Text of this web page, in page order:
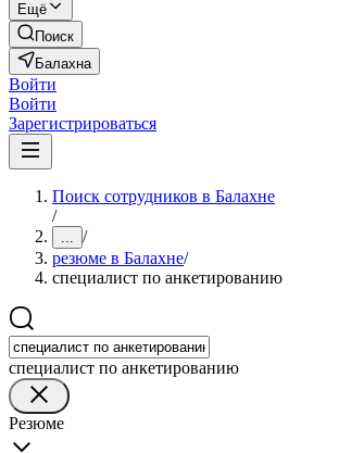
Ещё
Поиск
Балахна
Войти
Войти
Зарегистрироваться
Поиск сотрудников в Балахне
/
... /
резюме в Балахне/
специалист по анкетированию
специалист по анкетированию
Резюме